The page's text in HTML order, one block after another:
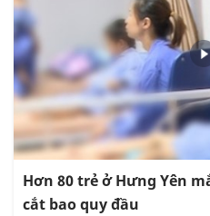
Hơn 80 trẻ ở Hưng Yên
cắt bao quy đầu